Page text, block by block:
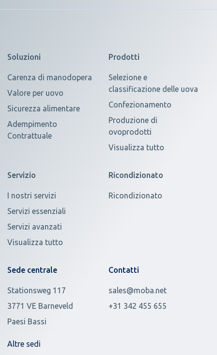
Soluzioni
Carenza di manodopera
Valore per uovo
Sicurezza alimentare
Adempimento
Contrattuale
Prodotti
Selezione e
classificazione delle uova
Confezionamento
Produzione di
ovoprodotti
Visualizza tutto
Servizio
I nostri servizi
Servizi essenziali
Servizi avanzati
Visualizza tutto
Ricondizionato
Ricondizionato
Sede centrale
Stationsweg 117
3771 VE Barneveld
Paesi Bassi
Altre sedi
Contatti
sales@moba.net
+31 342 455 655